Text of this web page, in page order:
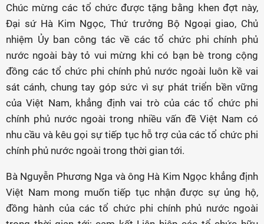
Chúc mừng các tổ chức được tặng bằng khen đợt này,
Đại sứ Hà Kim Ngọc, Thứ trưởng Bộ Ngoại giao, Chủ
nhiệm Ủy ban công tác về các tổ chức phi chính phủ
nước ngoài bày tỏ vui mừng khi có bạn bè trong cộng
đồng các tổ chức phi chính phủ nước ngoài luôn kề vai
sát cánh, chung tay góp sức vì sự phát triển bền vững
của Việt Nam, khẳng định vai trò của các tổ chức phi
chính phủ nước ngoài trong nhiều vấn đề Việt Nam có
nhu cầu và kêu gọi sự tiếp tục hỗ trợ của các tổ chức phi
chính phủ nước ngoài trong thời gian tới.
Bà Nguyễn Phương Nga và ông Hà Kim Ngọc khẳng định
Việt Nam mong muốn tiếp tục nhận được sự ủng hộ,
đồng hành của các tổ chức phi chính phủ nước ngoài